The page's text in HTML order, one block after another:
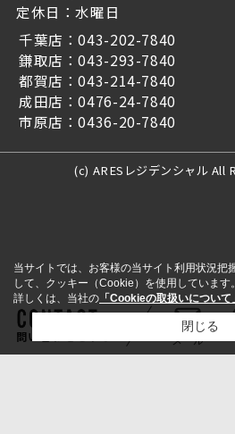
定休日：水曜日
千葉店：043-202-7840
鎌取店：043-293-7840
都賀店：043-214-7840
成田店：0476-24-7840
市原店：0436-20-7840
(c) ARESレジデンシャル
問い合わせをする メール
当サイトでは、お客様の当サイト利用状況把
して、クッキー（Cookie）を使用しています。
詳しくは、当社の 「Cookieの取扱いについて
閉じる